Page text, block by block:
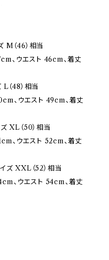
（46）相当
、ウエスト 46cm、着丈
（48）相当
、ウエスト 49cm、着丈
XL（50）相当
、ウエスト 52cm、着丈
ズ XXL（52）相当
、ウエスト 54cm、着丈